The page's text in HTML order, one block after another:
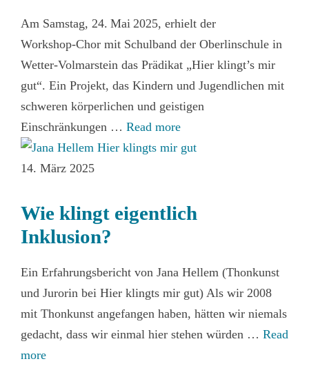
Am Samstag, 24. Mai 2025, erhielt der
Workshop‑Chor mit Schulband der Oberlinschule in
Wetter‑Volmarstein das Prädikat „Hier klingt’s mir
gut“. Ein Projekt, das Kindern und Jugendlichen mit
schweren körperlichen und geistigen
Einschränkungen … Read more
14. März 2025
Wie klingt eigentlich
Inklusion?
Ein Erfahrungsbericht von Jana Hellem (Thonkunst
und Jurorin bei Hier klingts mir gut) Als wir 2008
mit Thonkunst angefangen haben, hätten wir niemals
gedacht, dass wir einmal hier stehen würden … Read
more